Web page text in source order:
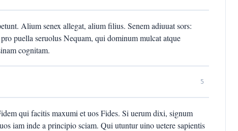
Alium senex allegat, alium filius. Senem adiuuat sors:
puella seruolus Nequam, qui dominum mulcat atque
cognitam.
5
qui facitis maxumi et uos Fides. Si uerum dixi, signum
iam inde a principio sciam. Qui utuntur uino uetere sapientis